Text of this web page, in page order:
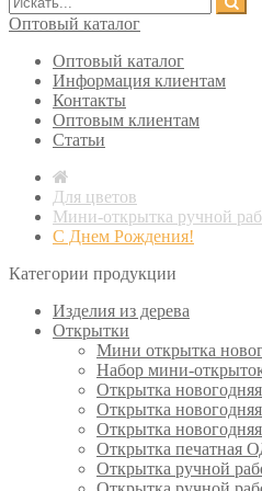
Оптовый каталог
Оптовый каталог
Информация клиентам
Контакты
Оптовым клиентам
Статьи
Для цветов
Мини-открытка ручной
С Днем Рождения!
Категории продукции
Изделия из дерева
Открытки
Мини открытка
Набор мини-
Открытка
Открытка
Открытка
Открытка печатная
Открытка ручной